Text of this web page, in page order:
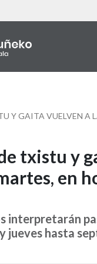
Y GAITA VUELVEN A
txistu y
en
interpretarán
jueves hasta